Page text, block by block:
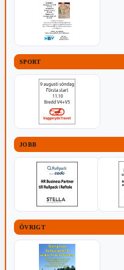
SPORT
JOBB
ÖVRIGT